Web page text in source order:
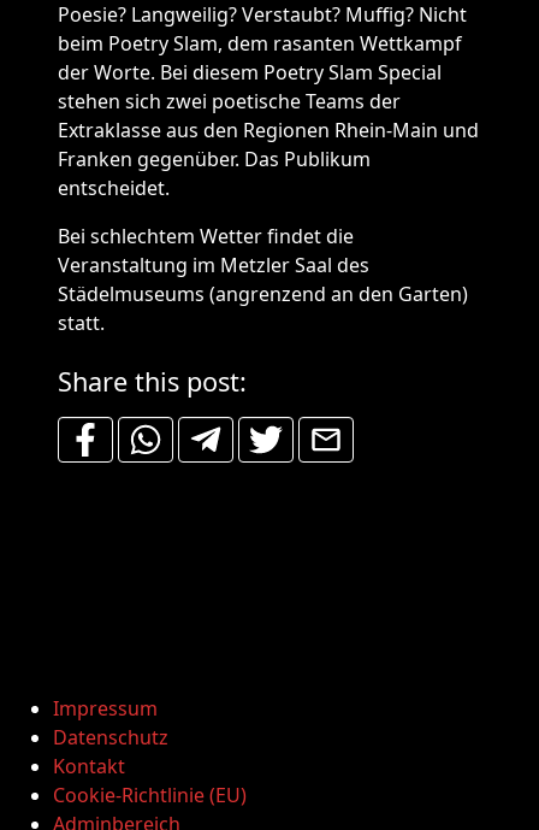
Poesie? Langweilig? Verstaubt? Muffig? Nicht
beim Poetry Slam, dem rasanten Wettkampf
der Worte. Bei diesem Poetry Slam Special
stehen sich zwei poetische Teams der
Extraklasse aus den Regionen Rhein-Main und
Franken gegenüber. Das Publikum
entscheidet.
Bei schlechtem Wetter findet die
Veranstaltung im Metzler Saal des
Städelmuseums (angrenzend an den Garten)
statt.
Share this post:
Impressum
Datenschutz
Kontakt
Cookie-Richtlinie (EU)
Adminbereich